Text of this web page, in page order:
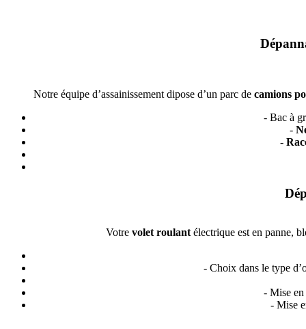
Notre équipe d’assainissement dipose d’un parc decamions
- Bac à
-
-
Votre volet roulant électrique est en panne,
- Choix dans le type
- Mise
- Mise